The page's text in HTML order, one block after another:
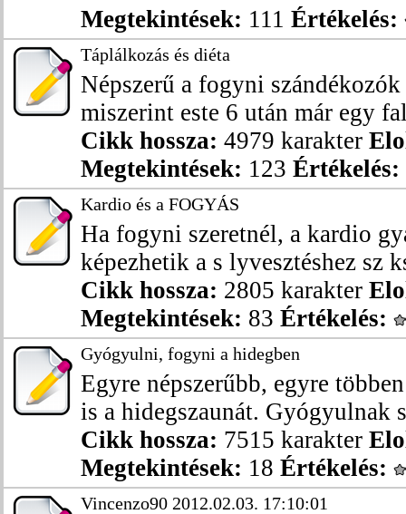
Megtekintések: 111 Értékelés:
Táplálkozás és diéta
Népszerű a fogyni szándékozók
miszerint este 6 után már egy
Cikk hossza: 4979 karakter
Megtekintések: 123 Értékelés:
Kardio és a FOGYÁS
Ha fogyni szeretnél, a kardio
képezhetik a s lyvesztéshez sz
Cikk hossza: 2805 karakter
Megtekintések: 83 Értékelés:
Gyógyulni, fogyni a hidegben
Egyre népszerűbb, egyre
is a hidegszaunát. Gyógyulnak
Cikk hossza: 7515 karakter
Megtekintések: 18 Értékelés:
Vincenzo90 2012.02.03. 17:10:01